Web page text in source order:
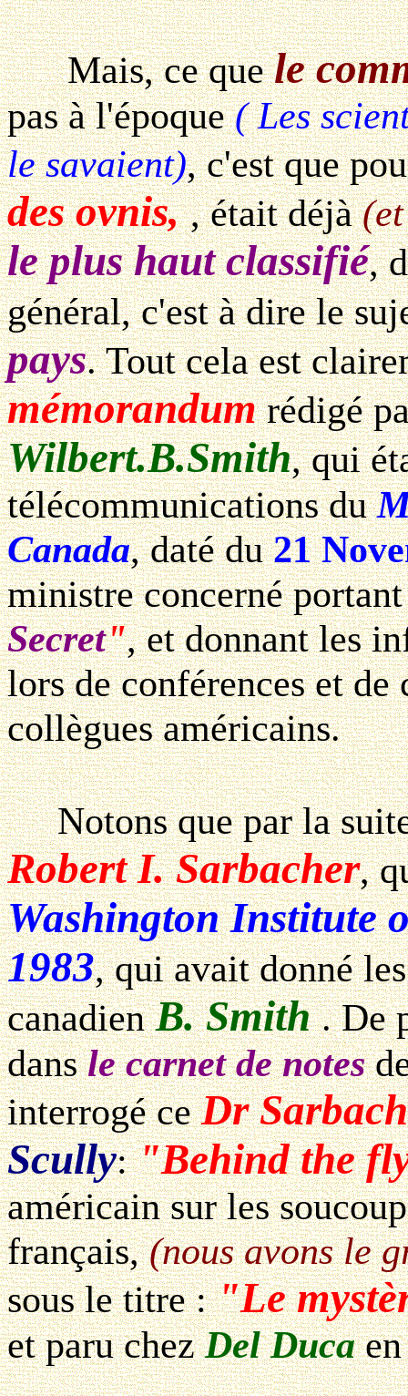
Mais, ce quele
pas à l'époque( Les
le savaient), c'est que
des ovnis,, était déjà
le plus haut classifié,
général, c'est à dire le
pays. Tout cela est
mémorandumrédigé
Wilbert.B.Smith, qui
télécommunications du
Canada, daté du21
ministre concerné
Secret", et donnant les
lors de conférences et de
collègues américains.
Notons que par la
Robert I. Sarbacher,
Washington Institute
1983, qui avait donné
canadienB. Smith. De
dansle carnet de notes
interrogé ceDr
Scully:"Behind the
américain sur les
français,(nous avons le
sous le titre :"Le
et paru chezDel Ducaen